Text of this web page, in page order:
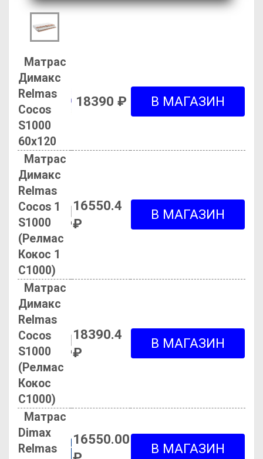
Матрас
Димакс
Relmas
Cocos
S1000
60х120
18390 ₽
Матрас
Димакс
Relmas
Cocos 1
S1000
(Релмас
Кокос 1
С1000)
16550.4
₽
Матрас
Димакс
Relmas
Cocos
S1000
(Релмас
Кокос
С1000)
18390.4
₽
Матрас
Dimax
Relmas
16550.00